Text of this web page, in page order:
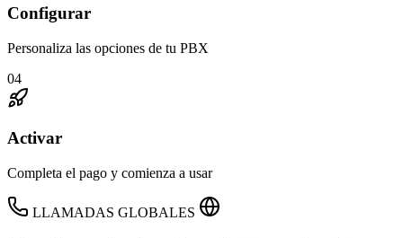
Configurar
Personaliza las opciones de tu PBX
04
Activar
Completa el pago y comienza a usar
LLAMADAS GLOBALES